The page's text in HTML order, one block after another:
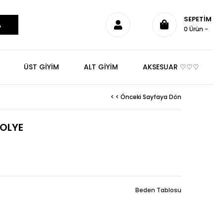
SEPETIM
0 Ürün
ÜST GİYİM ALT GİYİM AKSESUAR ♡♡♡
< < Önceki Sayfaya Dön
Beden Tablosu